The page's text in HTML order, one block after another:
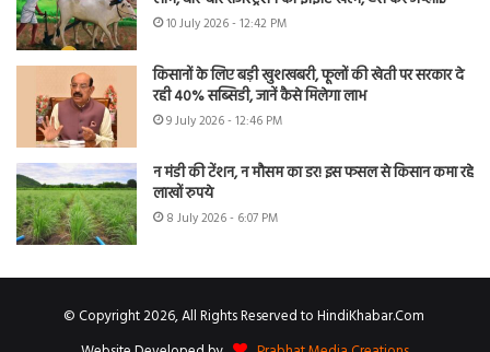
10 July 2026 - 12:42 PM
किसानों के लिए बड़ी खुशखबरी, फूलों की खेती पर सरकार दे
रही 40% सब्सिडी, जानें कैसे मिलेगा लाभ
9 July 2026 - 12:46 PM
न मंडी की टेंशन, न मौसम का डर! इस फसल से किसान कमा रहे
लाखों रुपये
8 July 2026 - 6:07 PM
© Copyright 2026, All Rights Reserved to HindiKhabar.Com